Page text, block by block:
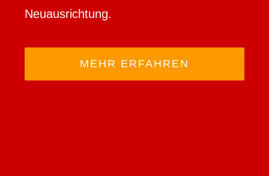
Neuausrichtung.
MEHR ERFAHREN